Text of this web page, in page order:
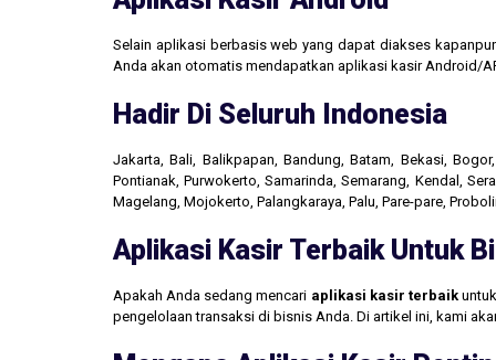
Selain aplikasi berbasis web yang dapat diakses
Anda akan otomatis mendapatkan aplikasi kasir Android/
Hadir Di Seluruh Indonesia
Jakarta, Bali, Balikpapan, Bandung, Batam, Bekasi,
Pontianak, Purwokerto, Samarinda, Semarang, Kendal,
Magelang, Mojokerto, Palangkaraya, Palu, Pare-pare,
Aplikasi Kasir Terbaik Untuk
Apakah Anda sedang mencari aplikasi kasir terbaik
pengelolaan transaksi di bisnis Anda. Di artikel ini, kami